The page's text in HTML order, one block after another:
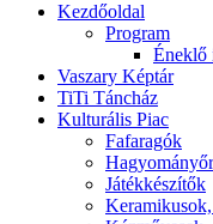
Kezdőoldal
Program
Éneklő
Vaszary Képtár
TiTi Táncház
Kulturális Piac
Fafaragók
Játékkészítők